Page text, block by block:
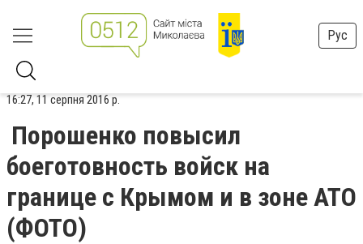
Рус
16:27, 11 серпня 2016 р.
Порошенко повысил
боеготовность войск на
границе с Крымом и в зоне АТО
(ФОТО)